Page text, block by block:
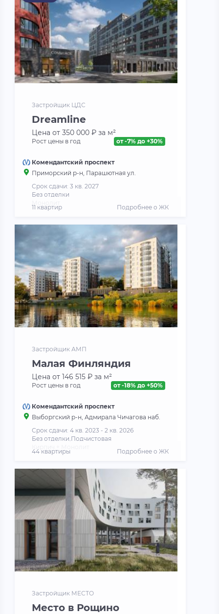
Застройщик ЦДС
Dreamline
Цена от 350 000 ₽ за м²
Рост цены в год от -7% до +30%
Комендантский проспект
Приморский р-н, Парашютная ул.
Срок сдачи: 3 кв. 2027
Без отделки
11 квартир Подробнее о ЖК
Застройщик АМП
Малая Финляндия
Цена от 146 515 ₽ за м²
Рост цены в год от -18% до +50%
Комендантский проспект
Выборгский р-н, Адмирала Чичагова наб.
Срок сдачи: 4 кв. 2023 - 2 кв. 2026
Без отделки,Подчистовая
44 квартиры Подробнее о ЖК
Застройщик МЕСТО
Место в Рощино